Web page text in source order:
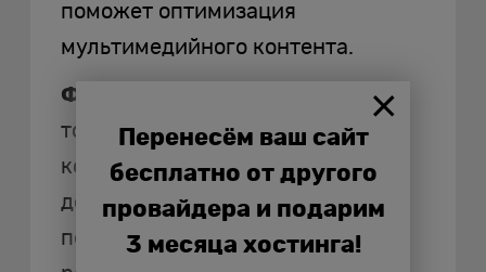
поможет оптимизация
мультимедийного контента.
Фото
. Сократить вес фотографий
товаров можно с помощью
компрессора файлов. Сервис
доступен в онлайн-формате. С
переводом иллюстраций из
Перенесём ваш сайт
бесплатно от другого
провайдера и подарим
3 месяца хостинга!